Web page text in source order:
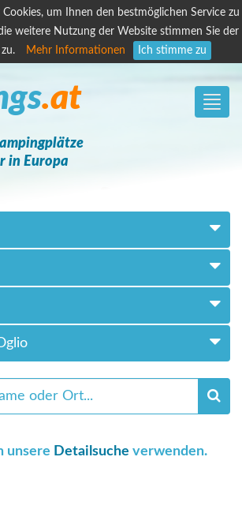
um Ihnen den bestmöglichen Service zu
weitere Nutzung der Website stimmen Sie der
Mehr Informationen Ich stimme zu
Toggle
.at
in Europa
unsere Detailsuche verwenden.